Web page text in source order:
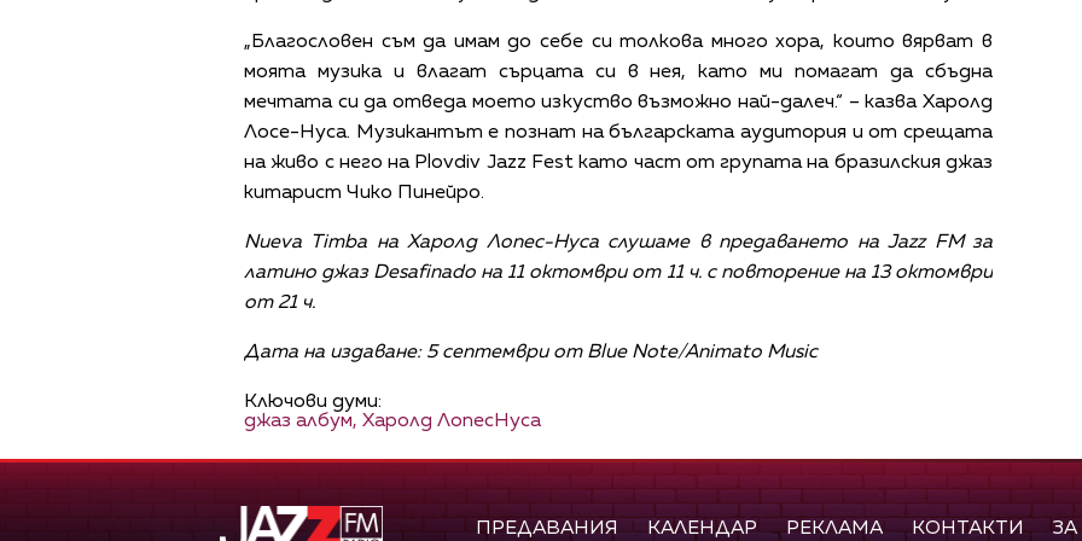
„Благословен съм да имам до себе си толкова много хора, които вярват в
моята музика и влагат сърцата си в нея, като ми помагат да сбъдна
мечтата си да отведа моето изкуство възможно най-далеч.“ – казва Харолд
Лосе-Нуса. Музикантът е познат на българската аудитория и от срещата
на живо с него на Plovdiv Jazz Fest като част от групата на бразилския джаз
китарист Чико Пинейро.
Nueva Timba на Харолд Лопес-Нуса слушаме в предаването на Jazz FM за
латино джаз Desafinado на 11 октомври от 11 ч. с повторение на 13 октомври
от 21 ч.
Дата на издаване: 5 септември от Blue Note/Animato Music
Ключови думи:
джаз албум, Харолд ЛопесНуса
ПРЕДАВАНИЯ КАЛЕНДАР РЕКЛАМА КОНТАКТИ ЗА